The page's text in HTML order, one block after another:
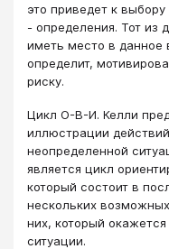
это приведет к
- определения. Тот из
иметь место в данное
определит,
риску.
Цикл О-В-И. Келли
иллюстрации
неопределенной
является цикл
который состоит в
нескольких
них, который
ситуации.